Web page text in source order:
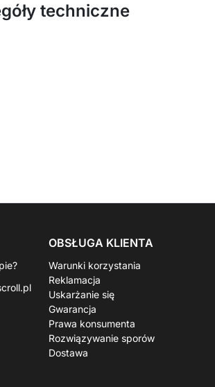
techniczne
OBSŁUGA KLIENTA
Warunki korzystania
Reklamacja
Uskarżanie się
Gwarancja
Prawa konsumenta
Rozwiązywanie sporów
Dostawa